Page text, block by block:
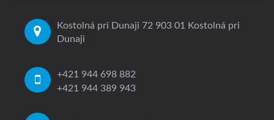
Kostolná pri Dunaji 72 903 01 Kostolná pri
Dunaji
+421 944 698 882
+421 944 389 943